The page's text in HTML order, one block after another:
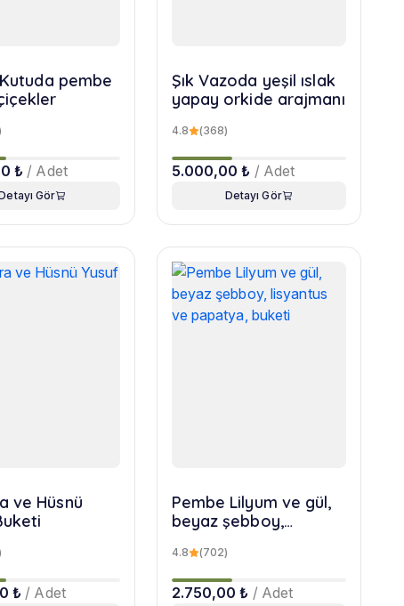
pembe
₺ / Adet
Gör
Şık Vazoda yeşil ıslak
yapay orkide arajmanı
4.8 (368)
5.000,00 ₺ / Adet
Detayı Gör
ve Hüsnü
₺ / Adet
Pembe Lilyum ve gül,
beyaz şebboy,
buketi
4.8 (702)
2.750,00 ₺ / Adet